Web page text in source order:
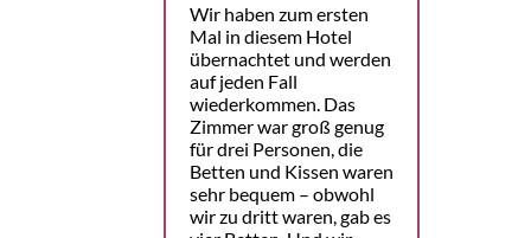
Wir haben zum ersten
Mal in diesem Hotel
übernachtet und werden
auf jeden Fall
wiederkommen. Das
Zimmer war groß genug
für drei Personen, die
Betten und Kissen waren
sehr bequem – obwohl
wir zu dritt waren, gab es